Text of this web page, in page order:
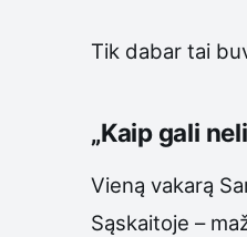
Tik dabar tai
„Kaip gali
Vieną vakarą
Sąskaitoje –